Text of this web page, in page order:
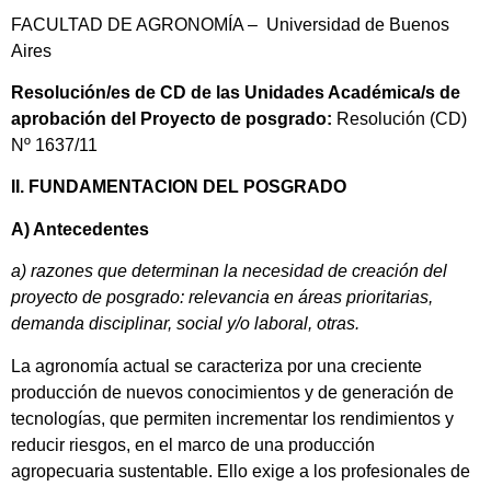
FACULTAD DE AGRONOMÍA – Universidad de Buenos
Aires
Resolución/es de CD de las Unidades Académica/s de
aprobación del Proyecto de posgrado: Resolución (CD)
Nº 1637/11
II. FUNDAMENTACION DEL POSGRADO
A) Antecedentes
a) razones que determinan la necesidad de creación del
proyecto de posgrado: relevancia en áreas prioritarias,
demanda disciplinar, social y/o laboral, otras.
La agronomía actual se caracteriza por una creciente
producción de nuevos conocimientos y de generación de
tecnologías, que permiten incrementar los rendimientos y
reducir riesgos, en el marco de una producción
agropecuaria sustentable. Ello exige a los profesionales de